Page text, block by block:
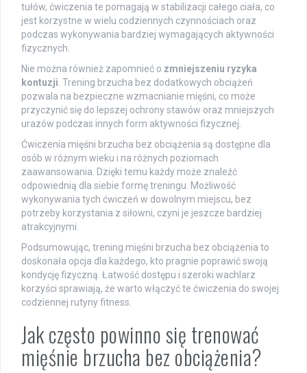
tułów, ćwiczenia te pomagają w stabilizacji całego ciała, co
jest korzystne w wielu codziennych czynnościach oraz
podczas wykonywania bardziej wymagających aktywności
fizycznych.
Nie można również zapomnieć o zmniejszeniu ryzyka
kontuzji . Trening brzucha bez dodatkowych obciążeń
pozwala na bezpieczne wzmacnianie mięśni, co może
przyczynić się do lepszej ochrony stawów oraz mniejszych
urazów podczas innych form aktywności fizycznej.
Ćwiczenia mięśni brzucha bez obciążenia są dostępne dla
osób w różnym wieku i na różnych poziomach
zaawansowania. Dzięki temu każdy może znaleźć
odpowiednią dla siebie formę treningu. Możliwość
wykonywania tych ćwiczeń w dowolnym miejscu, bez
potrzeby korzystania z siłowni, czyni je jeszcze bardziej
atrakcyjnymi.
Podsumowując, trening mięśni brzucha bez obciążenia to
doskonała opcja dla każdego, kto pragnie poprawić swoją
kondycję fizyczną. Łatwość dostępu i szeroki wachlarz
korzyści sprawiają, że warto włączyć te ćwiczenia do swojej
codziennej rutyny fitness.
Jak często powinno się trenować
mięśnie brzucha bez obciążenia?